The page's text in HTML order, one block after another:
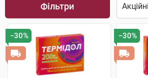
Фільтри
−30% −30%